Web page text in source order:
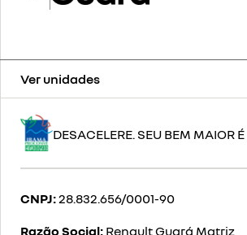
Ver unidades
DESACELERE. SEU BEM MAIOR
CNPJ:28.832.656/0001-90
Razão Social: Renault Guará Matriz